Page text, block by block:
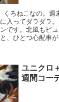
くろねこなの。週
入ってダラダラ
です。北風もピ
、ひとつ心配事が
ユニクロ
週間コー